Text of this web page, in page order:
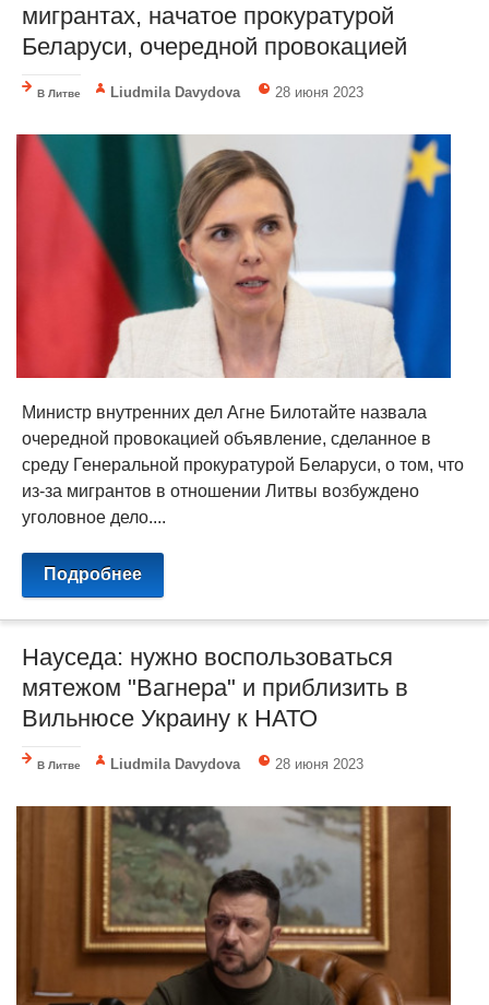
мигрантах, начатое прокуратурой
Беларуси, очередной провокацией
В Литве Liudmila Davydova 28 июня 2023
Министр внутренних дел Агне Билотайте назвала
очередной провокацией объявление, сделанное в
среду Генеральной прокуратурой Беларуси, о том, что
из-за мигрантов в отношении Литвы возбуждено
уголовное дело....
Подробнее
Науседа: нужно воспользоваться
мятежом "Вагнера" и приблизить в
Вильнюсе Украину к НАТО
В Литве Liudmila Davydova 28 июня 2023